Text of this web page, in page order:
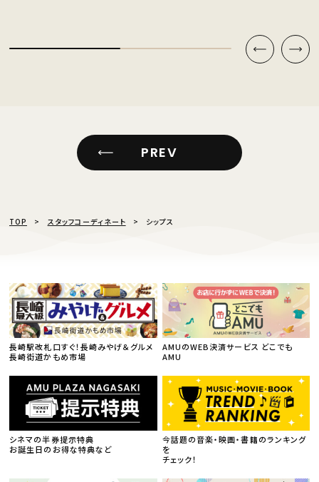
PREV
TOP スタッフコーディネート シップス
長崎駅改札口すぐ！長崎みやげ＆グルメ
長崎街道かもめ市場
AMUのWEB決済サービス どこでも
AMU
シネマの半券提示特典
お誕生日のお得な特典など
今話題の音楽・映画・書籍のランキング
を
チェック！